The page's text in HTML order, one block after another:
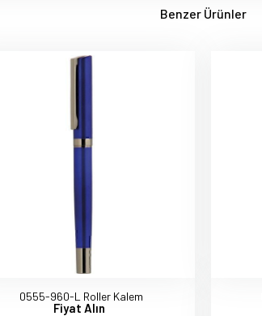
Benzer Ürünler
0555-960-L Roller Kalem
Fiyat Alın